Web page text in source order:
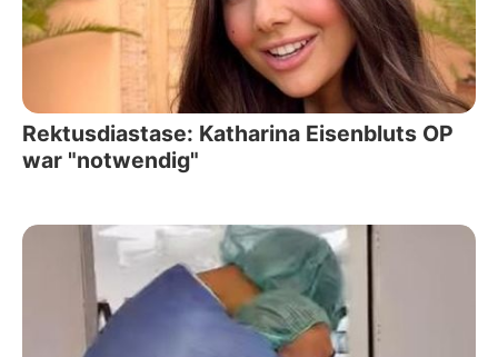
Rektusdiastase: Katharina Eisenbluts OP
war "notwendig"